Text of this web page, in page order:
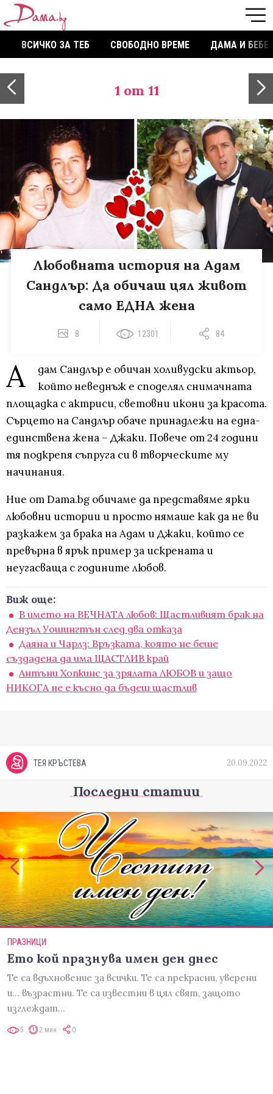
ВСИЧКО ЗА ТЕБ СВОБОДНО ВРЕМЕ ДАМА И БЕБЕ
1 от 11
Любовната история на Адам
Сандлър: Да обичаш цял живот
само ЕДНА жена
8 12301 84
А
дам Сандлър е обичан холивудски актьор,
който неведнъж е споделял снимачната
площадка с актриси, световни икони за красота.
Сърцето на Сандлър обаче принадлежи на една-
единствена жена – Джаки. Повече от 24 години
тя подкрепя съпруга си в творческите му
начинания.
Ние от Dama.bg обичаме да представяме ярки
любовни истории и просто нямаше как да не ви
разкажем за брака на Адам и Джаки, който се
превърна в ярък пример за искрената и
неугасваща с годините любов.
Виж още:
В името на ВЕЧНАТА любов: Щастливият брак на
Дензъл Уошингтън след два отказа
Даяна и Чарлз: Връзката, която не беше
създадена да има ЩАСТЛИВ край
Антъни Хопкинс за зрялата ЛЮБОВ и защо
НИКОГА не е късно да бъдеш щастлив
ТЕЯ КРЪСТЕВА 20.09.2022
Последни статии
ПРАЗНИЦИ
Ето кой празнува имен ден днес
Те са вдъхновение за всички. Те са прекрасни, уверени
и... възрастни. Те са известни в цял свят, защото
изглеждат…
5 2 мин 0